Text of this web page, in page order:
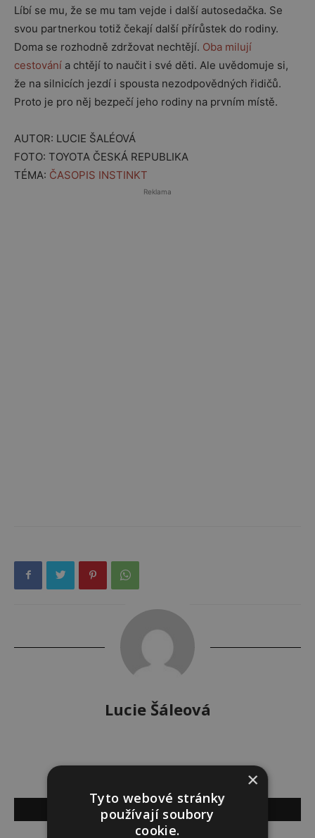
Líbí se mu, že se mu tam vejde i další autosedačka. Se
svou partnerkou totiž čekají další přírůstek do rodiny.
Doma se rozhodně zdržovat nechtějí. Oba milují
cestování a chtějí to naučit i své děti. Ale uvědomuje si,
že na silnicích jezdí i spousta nezodpovědných řidičů.
Proto je pro něj bezpečí jeho rodiny na prvním místě.
AUTOR: LUCIE ŠALÉOVÁ
FOTO: TOYOTA ČESKÁ REPUBLIKA
TÉMA: ČASOPIS INSTINKT
Reklama
Lucie Šáleová
SOUVISEJÍCÍ ČLÁNKY
×
Tyto webové stránky
používají soubory
cookie.